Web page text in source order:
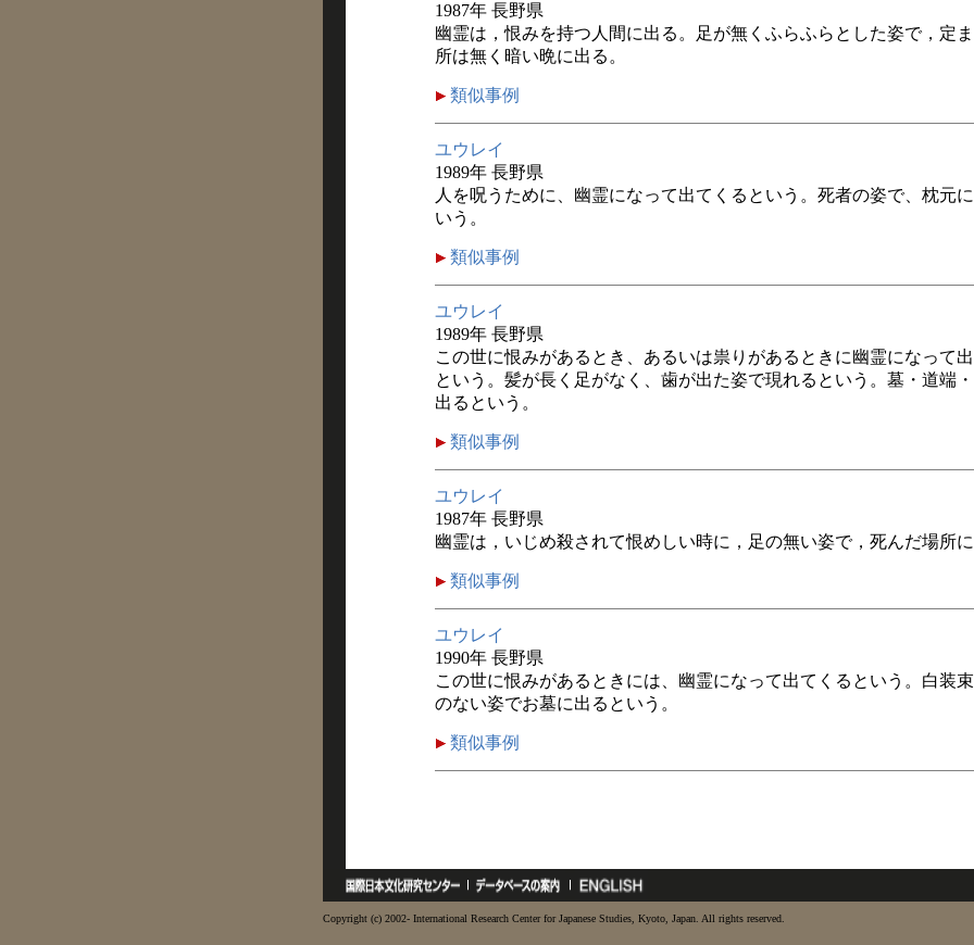
1987年 長野県
幽霊は，恨みを持つ人間に出る。足が無くふらふらとした姿で，定
所は無く暗い晩に出る。
類似事例
ユウレイ
1989年 長野県
人を呪うために、幽霊になって出てくるという。死者の姿で、枕元
いう。
類似事例
ユウレイ
1989年 長野県
この世に恨みがあるとき、あるいは祟りがあるときに幽霊になって
という。髪が長く足がなく、歯が出た姿で現れるという。墓・道端
出るという。
類似事例
ユウレイ
1987年 長野県
幽霊は，いじめ殺されて恨めしい時に，足の無い姿で，死んだ場所に
類似事例
ユウレイ
1990年 長野県
この世に恨みがあるときには、幽霊になって出てくるという。白装
のない姿でお墓に出るという。
類似事例
Copyright (c) 2002- International Research Center for Japanese Studies, Kyoto, Japan. All rights reserved.